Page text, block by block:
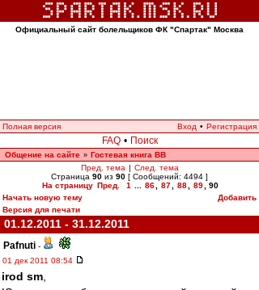
Официальный сайт болельщиков ФК "Спартак" Москва
Полная версия Вход • Регистрация
FAQ • Поиск
Общение на сайте » Гостевая книга ВВ
Пред. тема | След. тема
Страница 90 из 90 [ Сообщений: 4494 ]
На страницу Пред. 1 86 87 88 89
90
Начать новую тему
Добавить
Версия для печати
01.12.2011 - 31.12.2011
Pafnuti -
01 дек 2011 08:54
irod sm